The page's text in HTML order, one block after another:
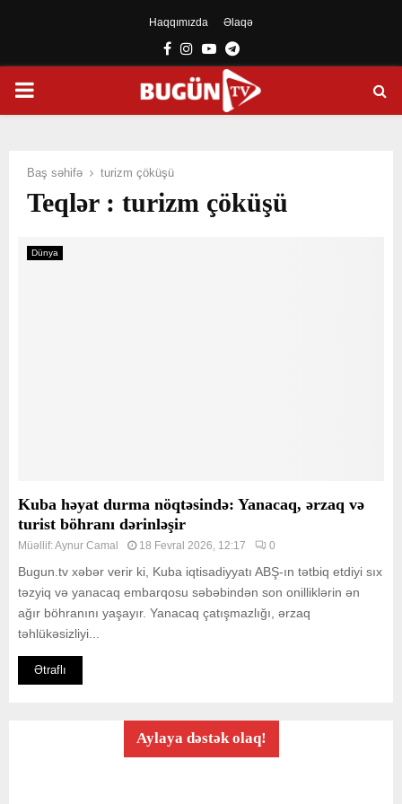
Haqqımızda Əlaqə
Facebook
Instagram
YoutubeTelegram
PRIMARY
Baş səhifə turizm çöküşü
Teqlər : turizm çöküşü
Dünya
Kuba həyat durma nöqtəsində: Yanacaq, ərzaq və
turist böhranı dərinləşir
Müəllif:Aynur Camal 18 Fevral 2026, 12:17 0
Bugun.tv xəbər verir ki, Kuba iqtisadiyyatı ABŞ-ın tətbiq etdiyi sıx
təzyiq və yanacaq embarqosu səbəbindən son onilliklərin ən
ağır böhranını yaşayır. Yanacaq çatışmazlığı, ərzaq
təhlükəsizliyi...
Ətraflı
Aylaya dəstək olaq!